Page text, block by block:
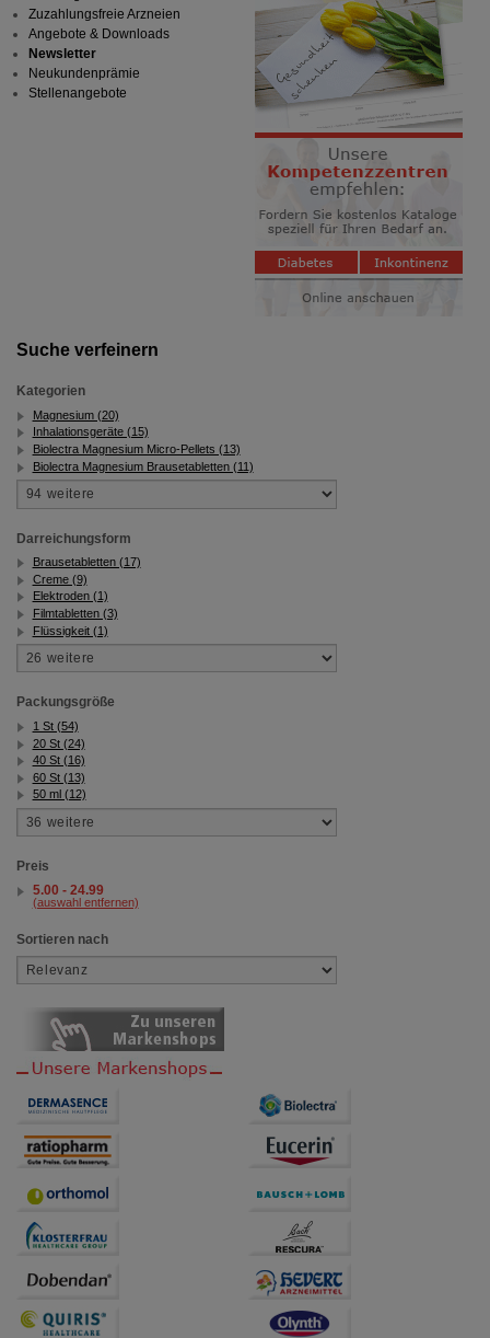
Suche verfeinern
Kategorien
Magnesium (20)
Inhalationsgeräte (15)
Biolectra Magnesium Micro-Pellets (13)
Biolectra Magnesium Brausetabletten (11)
Darreichungsform
Brausetabletten (17)
Creme (9)
Elektroden (1)
Filmtabletten (3)
Flüssigkeit (1)
Packungsgröße
1 St (54)
20 St (24)
40 St (16)
60 St (13)
50 ml (12)
Preis
5.00 - 24.99
(auswahl entfernen)
Sortieren nach
Zuzahlungsfreie Arzneien
Angebote & Downloads
Newsletter
Neukundenprämie
Stellenangebote